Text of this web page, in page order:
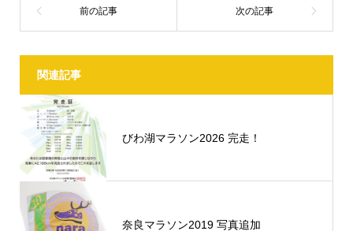
関連記事
びわ湖マラソン2026 完走！
奈良マラソン2019 写真追加